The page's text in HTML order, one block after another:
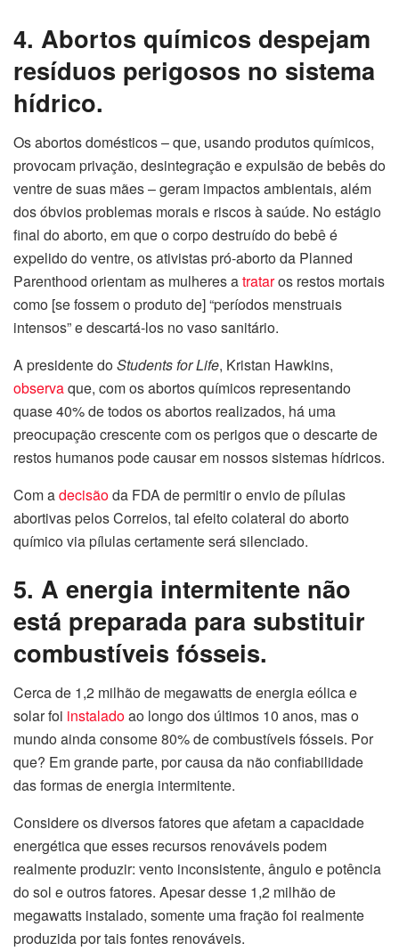
4. Abortos químicos despejam
resíduos perigosos no sistema
hídrico.
Os abortos domésticos – que, usando produtos químicos,
provocam privação, desintegração e expulsão de bebês do
ventre de suas mães – geram impactos ambientais, além
dos óbvios problemas morais e riscos à saúde. No estágio
final do aborto, em que o corpo destruído do bebê é
expelido do ventre, os ativistas pró-aborto da Planned
Parenthood orientam as mulheres atrataros restos mortais
como [se fossem o produto de] “períodos menstruais
intensos” e descartá-los no vaso sanitário.
A presidente doStudents for Life, Kristan Hawkins,
observaque, com os abortos químicos representando
quase 40% de todos os abortos realizados, há uma
preocupação crescente com os perigos que o descarte de
restos humanos pode causar em nossos sistemas hídricos.
Com adecisãoda FDA de permitir o envio de pílulas
abortivas pelos Correios, tal efeito colateral do aborto
químico via pílulas certamente será silenciado.
5. A energia intermitente não
está preparada para substituir
combustíveis fósseis.
Cerca de 1,2 milhão de megawatts de energia eólica e
solar foi instaladoao longo dos últimos 10 anos, mas o
mundo ainda consome 80% de combustíveis fósseis. Por
que? Em grande parte, por causa da não confiabilidade
das formas de energia intermitente.
Considere os diversos fatores que afetam a capacidade
energética que esses recursos renováveis podem
realmente produzir: vento inconsistente, ângulo e potência
do sol e outros fatores. Apesar desse 1,2 milhão de
megawatts instalado, somente uma fração foi realmente
produzida por tais fontes renováveis.